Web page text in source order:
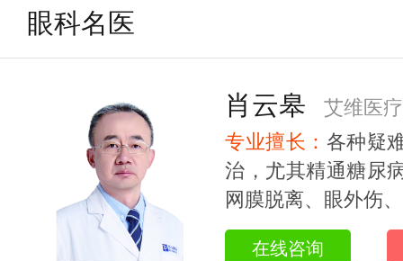
眼科名医
肖云皋
艾维医
专业擅长： 各种疑
治，尤其精通糖尿
网膜脱离、眼外伤
在线咨询